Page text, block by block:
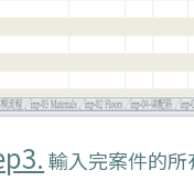
輸入完案件的